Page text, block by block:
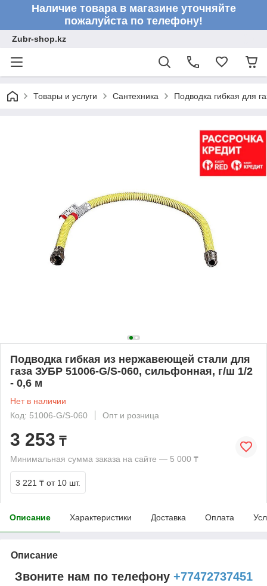
Наличие товара в магазине уточняйте
пожалуйста по телефону!
Zubr-shop.kz
Товары и услуги Сантехника Подводка гибкая для
Подводка гибкая из нержавеющей стали для
газа ЗУБР 51006-G/S-060, сильфонная, г/ш 1/2
- 0,6 м
Нет в наличии
Код: 51006-G/S-060
Опт и розница
3 253 ₸
Минимальная сумма заказа на сайте — 5 000 ₸
3 221 ₸ от 10 шт.
Описание Характеристики Доставка Оплата
Описание
Звоните нам по телефону +77472737451